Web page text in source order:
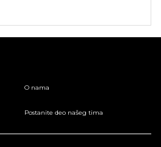
O nama
Postanite deo našeg tima